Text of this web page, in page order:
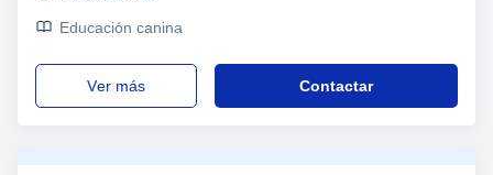
Educación canina
ver más Contactar